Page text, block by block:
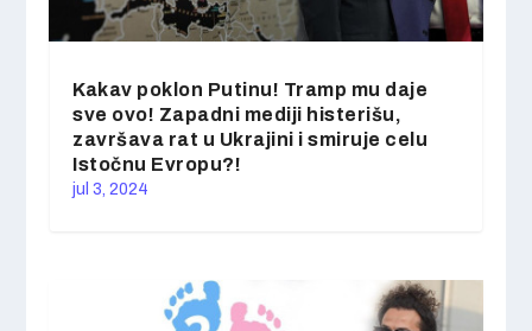
Kakav poklon Putinu! Tramp mu daje
sve ovo! Zapadni mediji histerišu,
završava rat u Ukrajini i smiruje celu
Istočnu Evropu?!
jul 3, 2024